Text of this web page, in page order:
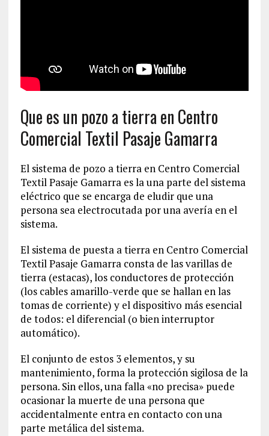
Que es un pozo a tierra en Centro
Comercial Textil Pasaje Gamarra
El sistema de pozo a tierra en Centro Comercial
Textil Pasaje Gamarra es la una parte del sistema
eléctrico que se encarga de eludir que una
persona sea electrocutada por una avería en el
sistema.
El sistema de puesta a tierra en Centro Comercial
Textil Pasaje Gamarra consta de las varillas de
tierra (estacas), los conductores de protección
(los cables amarillo-verde que se hallan en las
tomas de corriente) y el dispositivo más esencial
de todos: el diferencial (o bien interruptor
automático).
El conjunto de estos 3 elementos, y su
mantenimiento, forma la protección sigilosa de la
persona. Sin ellos, una falla «no precisa» puede
ocasionar la muerte de una persona que
accidentalmente entra en contacto con una
parte metálica del sistema.